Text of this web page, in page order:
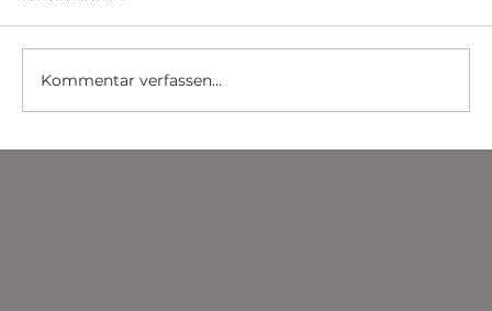
Kommentar verfassen...